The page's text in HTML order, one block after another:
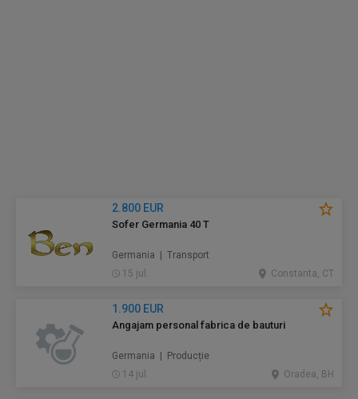
2.800 EUR
Sofer Germania 40 T
Germania | Transport
15 jul.
Constanta, CT
1.900 EUR
Angajam personal fabrica de bauturi
Germania | Producție
14 jul.
Oradea, BH